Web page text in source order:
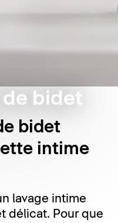
bidet
bidet
intime
lavage intime
délicat. Pour que